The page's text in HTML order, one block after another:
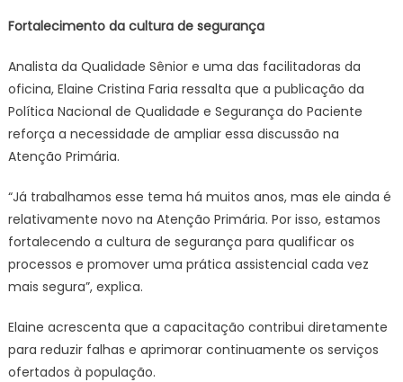
Fortalecimento da cultura de segurança
Analista da Qualidade Sênior e uma das facilitadoras da
oficina, Elaine Cristina Faria ressalta que a publicação da
Política Nacional de Qualidade e Segurança do Paciente
reforça a necessidade de ampliar essa discussão na
Atenção Primária.
“Já trabalhamos esse tema há muitos anos, mas ele ainda é
relativamente novo na Atenção Primária. Por isso, estamos
fortalecendo a cultura de segurança para qualificar os
processos e promover uma prática assistencial cada vez
mais segura”, explica.
Elaine acrescenta que a capacitação contribui diretamente
para reduzir falhas e aprimorar continuamente os serviços
ofertados à população.